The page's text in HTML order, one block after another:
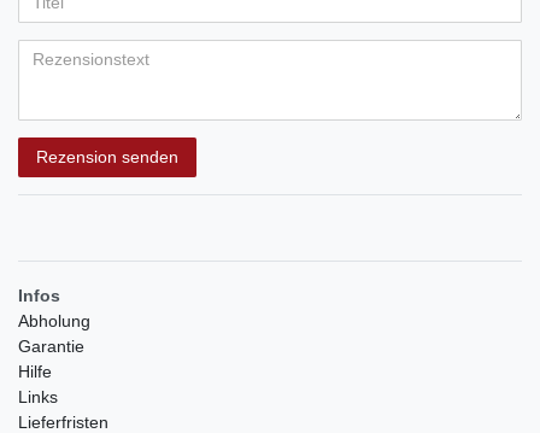
Bewertungssternen
Bewertungssternen
Bewertungssternen
Bewertungssternen
Bewertungssternen
(optional)
Rezension senden
Infos
Abholung
Garantie
Hilfe
Links
Lieferfristen